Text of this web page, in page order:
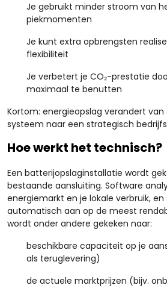
Je gebruikt minder stroom van
piekmomenten
Je kunt extra opbrengsten
flexibiliteit
Je verbetert je CO₂-prestatie
maximaal te benutten
Kortom: energieopslag verandert
systeem naar een strategisch
Hoe werkt het technisch?
Een batterijopslaginstallatie wordt
bestaande aansluiting. Software
energiemarkt en je lokale verbruik,
automatisch aan op de meest
wordt onder andere gekeken naar:
beschikbare capaciteit op je
als teruglevering)
de actuele marktprijzen (bijv.